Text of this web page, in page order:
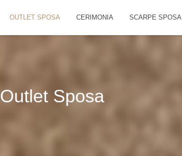
OUTLET SPOSA CERIMONIA SCARPE SPOSA
Outlet Sposa